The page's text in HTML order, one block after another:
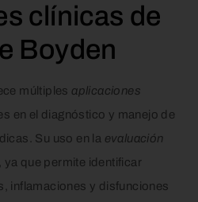
clínicas de
Boyden
múltiples aplicaciones
en el diagnóstico y manejo de
Su uso en la evaluación
ya que permite identificar
inflamaciones y disfunciones